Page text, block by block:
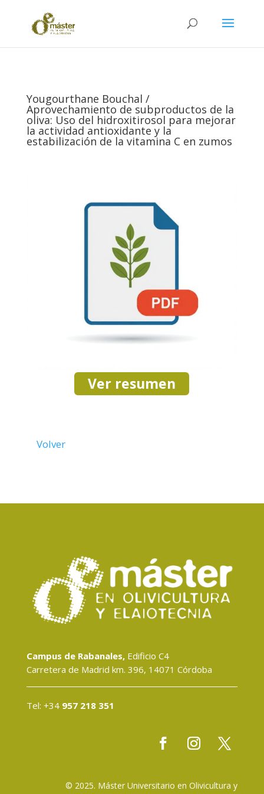
Yougourthane Bouchal /
Aprovechamiento de subproductos de la
oliva: Uso del hidroxitirosol para mejorar
la actividad antioxidante y la
estabilización de la vitamina C en zumos
Ver resumen
Volver
Campus de Rabanales,Edificio C4
Carretera de Madrid km. 396, 14071 Córdoba
Tel: +34 957 218 351
© 2025. Máster Universitario en Olivicultura y